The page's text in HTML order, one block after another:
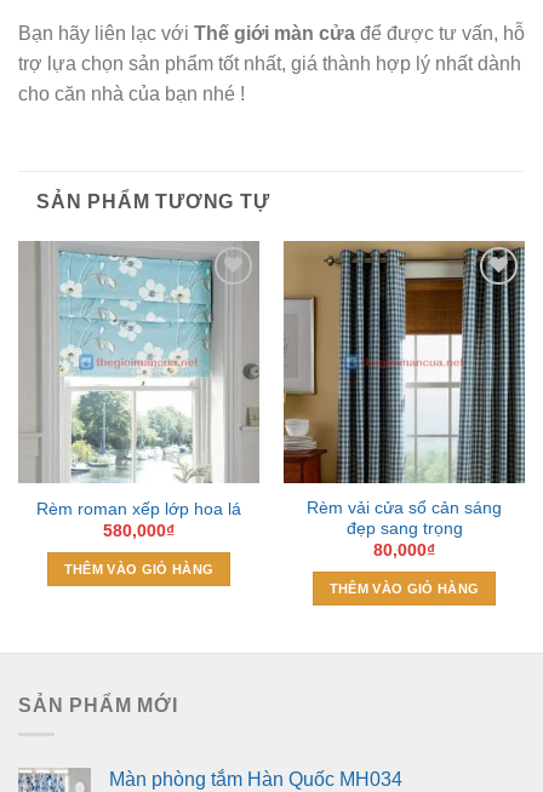
Bạn hãy liên lạc với Thế giới màn cửa để được tư vấn, hỗ
trợ lựa chọn sản phẩm tốt nhất, giá thành hợp lý nhất dành
cho căn nhà của bạn nhé !
SẢN PHẨM TƯƠNG TỰ
Add to
Wishlist
Rèm roman xếp lớp hoa lá
580,000₫
THÊM VÀO GIỎ HÀNG
Add to
Wishlist
Rèm vải cửa sổ cản sáng
đẹp sang trọng
80,000₫
THÊM VÀO GIỎ HÀNG
SẢN PHẨM MỚI
Màn phòng tắm Hàn Quốc MH034